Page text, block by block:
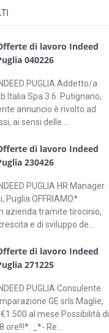
di lavoro Indeed
040226
INDEED PUGLIA Addetto/a
Italia Spa 3.6 Putignano,
annuncio è rivolto ad
ai sensi delle ...
di lavoro Indeed
230426
INDEED PUGLIA HR Manager
Puglia OFFRIAMO*
azienda tramite tirocinio,
e di sviluppo de...
di lavoro Indeed
271225
INDEED PUGLIA Consulente
GE srls Maglie,
al mese Possibilità di
_*- Re...